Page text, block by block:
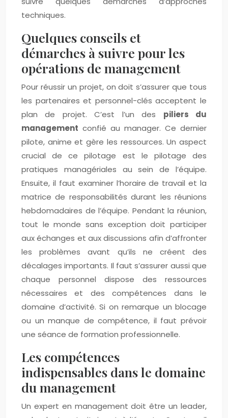
techniques.
Quelques conseils et
démarches à suivre pour les
opérations de management
Pour réussir un projet, on doit s’assurer que tous
les partenaires et personnel-clés acceptent le
plan de projet. C’est l’un des piliers du
management confié au manager. Ce dernier
pilote, anime et gère les ressources. Un aspect
crucial de ce pilotage est le pilotage des
pratiques managériales au sein de l’équipe.
Ensuite, il faut examiner l’horaire de travail et la
matrice de responsabilités durant les réunions
hebdomadaires de l’équipe. Pendant la réunion,
tout le monde sans exception doit participer
aux échanges et aux discussions afin d’affronter
les problèmes avant qu’ils ne créent des
décalages importants. Il faut s’assurer aussi que
chaque personnel dispose des ressources
nécessaires et des compétences dans le
domaine d’activité. Si on remarque un blocage
ou un manque de compétence, il faut prévoir
une séance de formation professionnelle.
Les compétences
indispensables dans le domaine
du management
Un expert en management doit être un leader,